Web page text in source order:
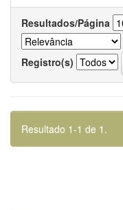
Resultados/Página
Registro(s)
Resultado 1-1 de 1.